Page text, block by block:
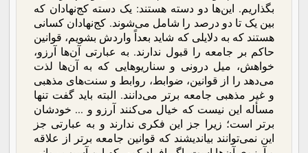
بگذاریم. این‌ها دو دسته هستند: یک دسته کج‌نهادان که
بین یک تا دو درصد را شامل می‌شوند. کج‌نهادان کسانی
هستند که به دلایلی که شاید بعداً واردش بشویم، قوانین
حاکم بر جامعه را قبول ندارند. به عبارتی آن‌ها آرزو،
خواهش، میل درونی و سناریوهایی که به آن‌ها لذت
می‌دهد را از قوانین، ضوابط، روابط و سنت‌های مذهبی
و غیر مذهبی جامعه برتر می‌دانند. البته باید گفت تنها
مسأله این نیست که خیال می‌کنند آرزو و ... خودشان
برتر است؛ زیرا جز این فکری ندارند و به عبارتی جز
این نمی‌توانند بیاندیشند که قوانین جامعه برتر از علاقه